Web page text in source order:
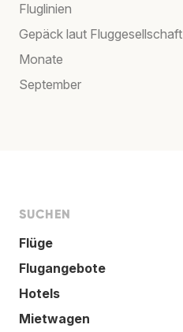
Fluglinien
Gepäck laut Fluggesellschaft
Monate
September
SUCHEN
Flüge
Flugangebote
Hotels
Mietwagen